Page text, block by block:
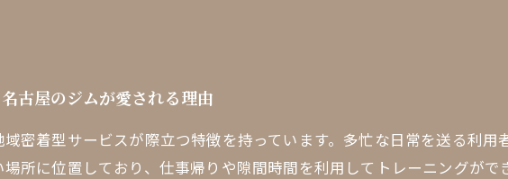
古屋のジムが愛される理由
密着型サービスが際立つ特徴を持っています。多忙な日常を送る利用
所に位置しており、仕事帰りや隙間時間を利用してトレーニングが